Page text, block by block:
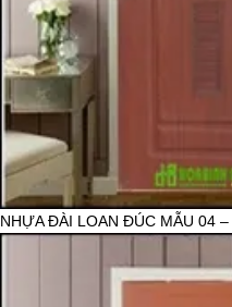
NHỰA ĐÀI LOAN ĐÚC MẪU 04 –